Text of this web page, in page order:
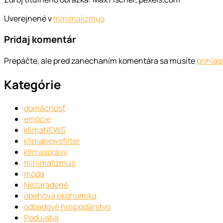
Uverejnené vminimalizmus
Pridaj komentár
Prepáčte, ale pred zanechaním komentára sa musíte
Kategórie
domácnosť
emócie
klimaNEWS
klimanewsfilter
klimasprávy
minimalizmus
móda
Nezaradené
obehová ekonomika
odpadové hospodárstvo
Podujatia